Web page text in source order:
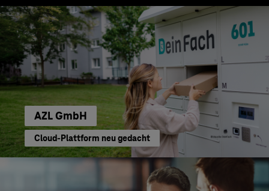
AZL GmbH
Cloud-Plattform neu gedacht